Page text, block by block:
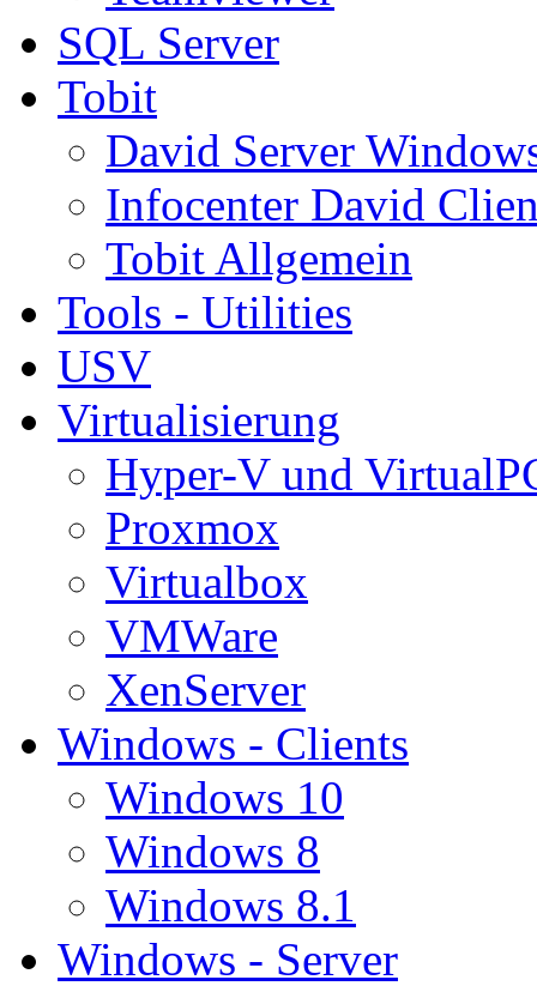
SQL Server
Tobit
David Server
Infocenter David
Tobit Allgemein
Tools - Utilities
USV
Virtualisierung
Hyper-V und
Proxmox
Virtualbox
VMWare
XenServer
Windows - Clients
Windows 10
Windows 8
Windows 8.1
Windows - Server